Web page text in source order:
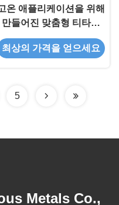
온 애플리케이션을 위해
만들어진 맞춤형 티타늄
볼트 견과류
최상의 가격을 얻으세요
5
Metals Co.,